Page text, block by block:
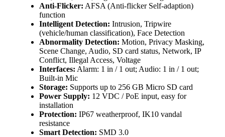
Anti-Flicker: AFSA (Anti-flicker Self-adaption)
function
Intelligent Detection: Intrusion, Tripwire
(vehicle/human classification), Face Detection
Abnormality Detection: Motion, Privacy Masking,
Scene Change, Audio, SD card status, Network, IP
Conflict, Illegal Access, Voltage
Interfaces: Alarm: 1 in / 1 out; Audio: 1 in / 1 out;
Built-in Mic
Storage: Supports up to 256 GB Micro SD card
Power Supply: 12 VDC / PoE input, easy for
installation
Protection: IP67 weatherproof, IK10 vandal
resistance
Smart Detection: SMD 3.0